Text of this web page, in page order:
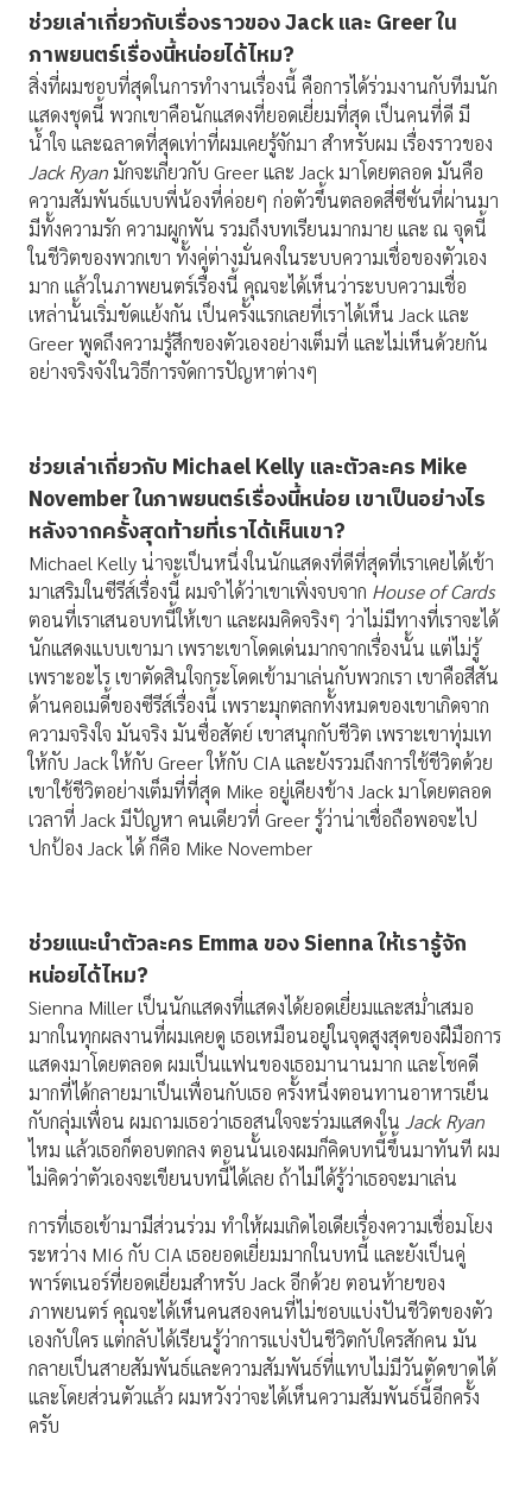
ช่วยเล่าเกี่ยวกับเรื่องราวของJack และ Greer ใน
ภาพยนตร์เรื่องนี้หน่อยได้ไหม?
สิ่งที่ผมชอบที่สุดในการทำงานเรื่องนี้ คือการได้ร่วมงานกับทีมนัก
แสดงชุดนี้ พวกเขาคือนักแสดงที่ยอดเยี่ยมที่สุด เป็นคนที่ดี มี
น้ำใจ และฉลาดที่สุดเท่าที่ผมเคยรู้จักมา สำหรับผม เรื่องราวของ
Jack Ryan มักจะเกี่ยวกับ Greer และ Jack มาโดยตลอด มันคือ
ความสัมพันธ์แบบพี่น้องที่ค่อยๆ ก่อตัวขึ้นตลอดสี่ซีซั่นที่ผ่านมา
มีทั้งความรัก ความผูกพัน รวมถึงบทเรียนมากมาย และ ณ จุดนี้
ในชีวิตของพวกเขา ทั้งคู่ต่างมั่นคงในระบบความเชื่อของตัวเอง
มาก แล้วในภาพยนตร์เรื่องนี้ คุณจะได้เห็นว่าระบบความเชื่อ
เหล่านั้นเริ่มขัดแย้งกัน เป็นครั้งแรกเลยที่เราได้เห็น Jack และ
Greer พูดถึงความรู้สึกของตัวเองอย่างเต็มที่ และไม่เห็นด้วยกัน
อย่างจริงจังในวิธีการจัดการปัญหาต่างๆ
ช่วยเล่าเกี่ยวกับ Michael Kelly และตัวละคร Mike
November ในภาพยนตร์เรื่องนี้หน่อย เขาเป็นอย่างไร
หลังจากครั้งสุดท้ายที่เราได้เห็นเขา?
Michael Kelly น่าจะเป็นหนึ่งในนักแสดงที่ดีที่สุดที่เราเคยได้เข้า
มาเสริมในซีรีส์เรื่องนี้ ผมจำได้ว่าเขาเพิ่งจบจาก House of Cards
ตอนที่เราเสนอบทนี้ให้เขา และผมคิดจริงๆ ว่าไม่มีทางที่เราจะได้
นักแสดงแบบเขามา เพราะเขาโดดเด่นมากจากเรื่องนั้น แต่ไม่รู้
เพราะอะไร เขาตัดสินใจกระโดดเข้ามาเล่นกับพวกเรา เขาคือสีสัน
ด้านคอเมดี้ของซีรีส์เรื่องนี้ เพราะมุกตลกทั้งหมดของเขาเกิดจาก
ความจริงใจ มันจริง มันซื่อสัตย์ เขาสนุกกับชีวิต เพราะเขาทุ่มเท
ให้กับ Jack ให้กับ Greer ให้กับ CIA และยังรวมถึงการใช้ชีวิตด้วย
เขาใช้ชีวิตอย่างเต็มที่ที่สุด Mike อยู่เคียงข้าง Jack มาโดยตลอด
เวลาที่ Jack มีปัญหา คนเดียวที่ Greer รู้ว่าน่าเชื่อถือพอจะไป
ปกป้อง Jack ได้ ก็คือ Mike November
ช่วยแนะนำตัวละคร Emma ของ Sienna ให้เรารู้จัก
หน่อยได้ไหม?
Sienna Miller เป็นนักแสดงที่แสดงได้ยอดเยี่ยมและสม่ำเสมอ
มากในทุกผลงานที่ผมเคยดู เธอเหมือนอยู่ในจุดสูงสุดของฝีมือการ
แสดงมาโดยตลอด ผมเป็นแฟนของเธอมานานมาก และโชคดี
มากที่ได้กลายมาเป็นเพื่อนกับเธอ ครั้งหนึ่งตอนทานอาหารเย็น
กับกลุ่มเพื่อน ผมถามเธอว่าเธอสนใจจะร่วมแสดงใน Jack Ryan
ไหม แล้วเธอก็ตอบตกลง ตอนนั้นเองผมก็คิดบทนี้ขึ้นมาทันที ผม
ไม่คิดว่าตัวเองจะเขียนบทนี้ได้เลย ถ้าไม่ได้รู้ว่าเธอจะมาเล่น
การที่เธอเข้ามามีส่วนร่วม ทำให้ผมเกิดไอเดียเรื่องความเชื่อมโยง
ระหว่าง MI6 กับ CIA เธอยอดเยี่ยมมากในบทนี้ และยังเป็นคู่
พาร์ตเนอร์ที่ยอดเยี่ยมสำหรับ Jack อีกด้วย ตอนท้ายของ
ภาพยนตร์ คุณจะได้เห็นคนสองคนที่ไม่ชอบแบ่งปันชีวิตของตัว
เองกับใคร แต่กลับได้เรียนรู้ว่าการแบ่งปันชีวิตกับใครสักคน มัน
กลายเป็นสายสัมพันธ์และความสัมพันธ์ที่แทบไม่มีวันตัดขาดได้
และโดยส่วนตัวแล้ว ผมหวังว่าจะได้เห็นความสัมพันธ์นี้อีกครั้ง
ครับ